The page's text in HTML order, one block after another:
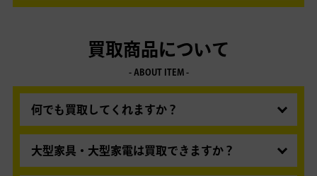
も、迷惑メールと判断されてしまい、メールが届
りお問い合わせいただくか、マイページ内にてお
取引状況をご確認ください。
小型商品用の箱のみで買取申込の場合は、日本郵
発送から2日～5日ほどでお届けとなり、ポストへ
の投函になります。配達の郵便局によっては不在
票を投函の上、持ち帰りになる場合がございま
す。
その場合はお手数ですが不在票の案内に従って再
配達等のご対応をお願いします。
だけます。
ん。
ページ上部メニュー内の「お知らせ・査定状況」
買取商品について
- ABOUT ITEM -
何でも買取してくれますか？
Amazonで売っている商品を中心に、約60種類以
上の商品をお取り扱いしております。
Amazonに掲載以外の商品の買取も、一部お取り
大型家具・大型家電は買取できますか？